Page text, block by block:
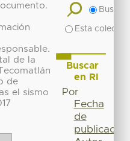
de la
de
el sismo
Buscar
Esta
Buscar
en RI
Por
Fecha
de
publicación